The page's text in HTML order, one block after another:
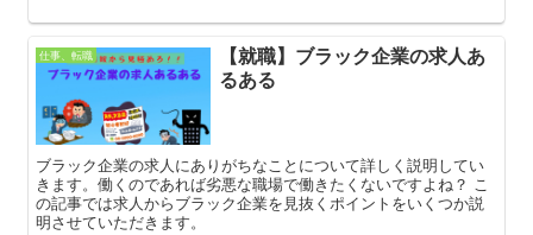
仕事、転職
【就職】ブラック企業の求人あ
るある
ブラック企業の求人にありがちなことについて詳しく説明してい
きます。働くのであれば劣悪な職場で働きたくないですよね？ こ
の記事では求人からブラック企業を見抜くポイントをいくつか説
明させていただきます。